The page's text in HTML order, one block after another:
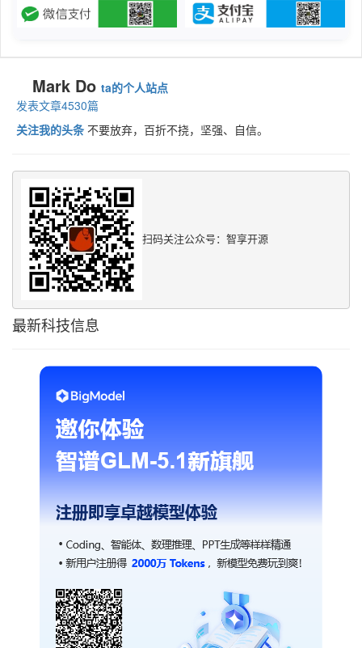
Mark Do ta的个人站点
发表文章4530篇
关注我的头条 不要放弃，百折不挠，坚强、自信。
扫码关注公众号：智享开源
最新科技信息